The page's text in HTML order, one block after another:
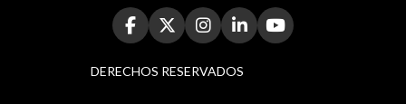
DERECHOS RESERVADOS